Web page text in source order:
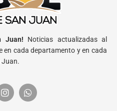
Juan! Noticias actualizadas al
en cada departamento y en cada
Juan.